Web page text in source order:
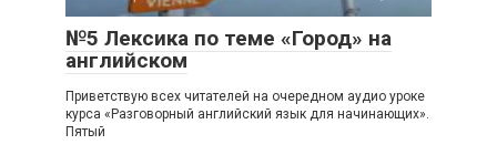
№5 Лексика по теме «Город» на
английском
Приветствую всех читателей на очередном аудио уроке
курса «Разговорный английский язык для начинающих».
Пятый